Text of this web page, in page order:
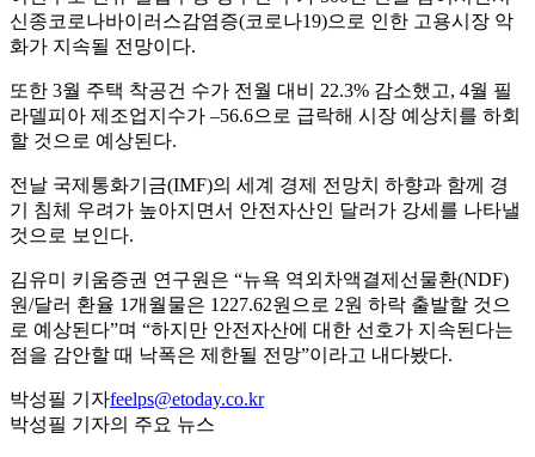
신종코로나바이러스감염증(코로나19)으로 인한 고용시장 악
화가 지속될 전망이다.
또한 3월 주택 착공건 수가 전월 대비 22.3% 감소했고, 4월 필
라델피아 제조업지수가 –56.6으로 급락해 시장 예상치를 하회
할 것으로 예상된다.
전날 국제통화기금(IMF)의 세계 경제 전망치 하향과 함께 경
기 침체 우려가 높아지면서 안전자산인 달러가 강세를 나타낼
것으로 보인다.
김유미 키움증권 연구원은 “뉴욕 역외차액결제선물환(NDF)
원/달러 환율 1개월물은 1227.62원으로 2원 하락 출발할 것으
로 예상된다”며 “하지만 안전자산에 대한 선호가 지속된다는
점을 감안할 때 낙폭은 제한될 전망”이라고 내다봤다.
박성필 기자feelps@etoday.co.kr
박성필 기자의 주요 뉴스